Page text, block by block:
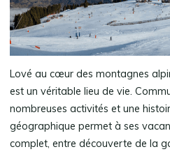
Lové au cœur des montagnes
est un véritable lieu de vie.
nombreuses activités et une
géographique permet à ses
complet, entre découverte de la